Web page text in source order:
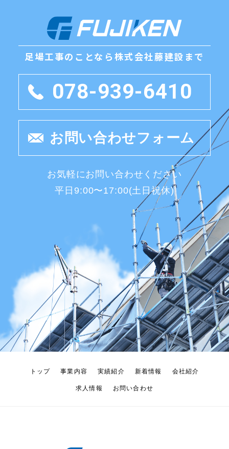
足場工事のことなら 株式会社藤建設まで
078-939-6410
お問い合わせフォーム
お気軽にお問い合わせください
平日9:00〜17:00(土日祝休)
トップ 事業内容 実績紹介 新着情報 会社紹介
求人情報 お問い合わせ